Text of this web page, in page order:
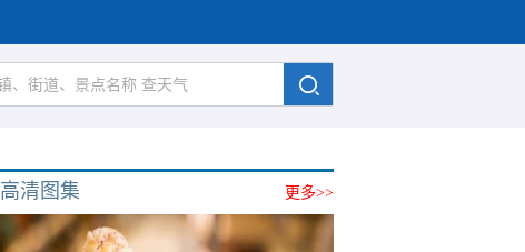
更多>>
高清图集